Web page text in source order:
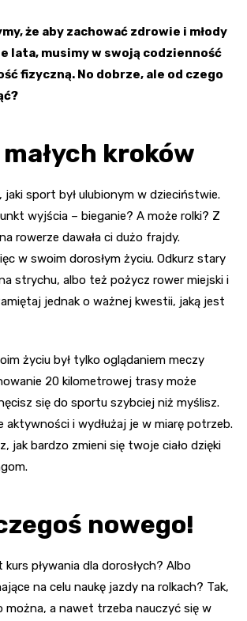
że aby zachować zdrowie i młody
lata, musimy w swoją codzienność
fizyczną. No dobrze, ale od czego
kroków
jaki sport był ulubionym w dzieciństwie.
wyjścia – bieganie? A może rolki? Z
rowerze dawała ci dużo frajdy.
w swoim dorosłym życiu. Odkurz stary
strychu, albo też pożycz rower miejski i
jednak o ważnej kwestii, jaką jest
życiu był tylko oglądaniem meczy
20 kilometrowej trasy może
się do sportu szybciej niż myślisz.
aktywności i wydłużaj je w miarę potrzeb.
jak bardzo zmieni się twoje ciało dzięki
nowego!
pływania dla dorosłych? Albo
na celu naukę jazdy na rolkach? Tak,
a nawet trzeba nauczyć się w